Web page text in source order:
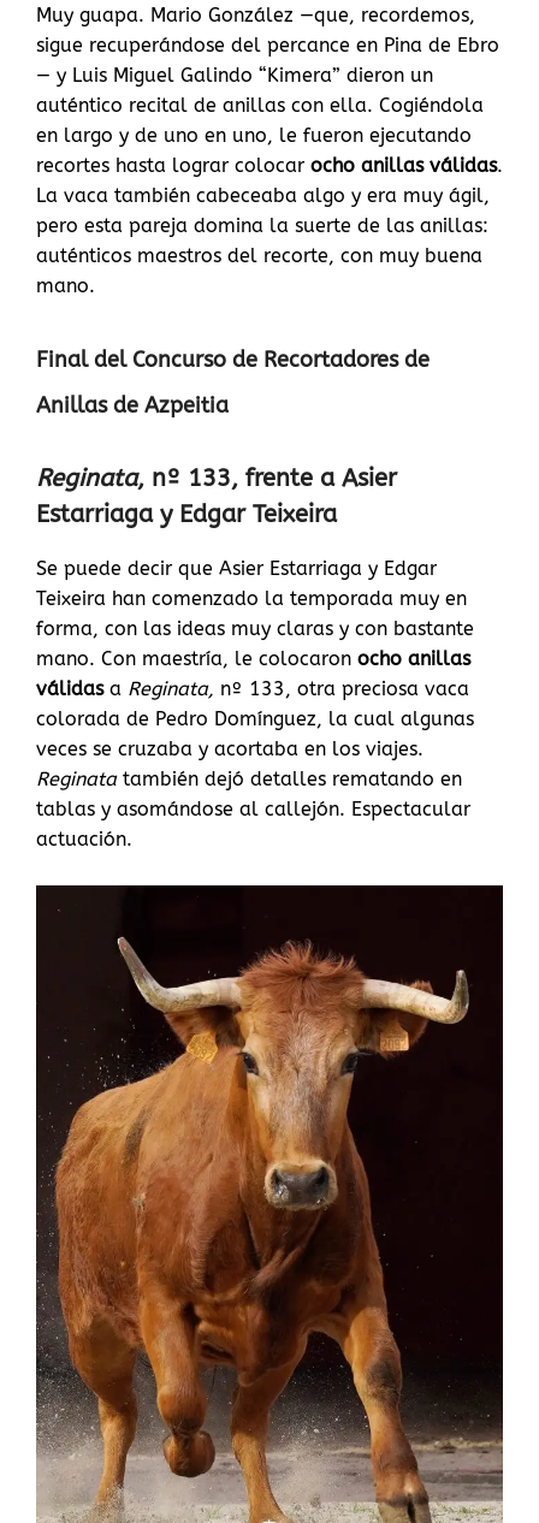
Muy guapa. Mario González —que, recordemos,
sigue recuperándose del percance en Pina de Ebro
— y Luis Miguel Galindo “Kimera” dieron un
auténtico recital de anillas con ella. Cogiéndola
en largo y de uno en uno, le fueron ejecutando
recortes hasta lograr colocar ocho anillas válidas.
La vaca también cabeceaba algo y era muy ágil,
pero esta pareja domina la suerte de las anillas:
auténticos maestros del recorte, con muy buena
mano.
Final del Concurso de Recortadores de
Anillas de Azpeitia
Reginata, nº 133, frente a Asier
Estarriaga y Edgar Teixeira
Se puede decir que Asier Estarriaga y Edgar
Teixeira han comenzado la temporada muy en
forma, con las ideas muy claras y con bastante
mano. Con maestría, le colocaron ocho anillas
válidas a Reginata, nº 133, otra preciosa vaca
colorada de Pedro Domínguez, la cual algunas
veces se cruzaba y acortaba en los viajes.
Reginata también dejó detalles rematando en
tablas y asomándose al callejón. Espectacular
actuación.